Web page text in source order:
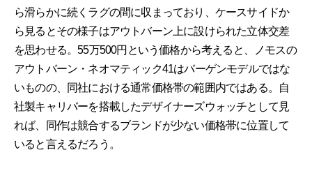
ら滑らかに続くラグの間に収まっており、ケースサイドか
ら見るとその様子はアウトバーン上に設けられた立体交差
を思わせる。55万500円という価格から考えると、ノモスの
アウトバーン・ネオマティック41はバーゲンモデルではな
いものの、同社における通常価格帯の範囲内ではある。自
社製キャリバーを搭載したデザイナーズウォッチとして見
れば、同作は競合するブランドが少ない価格帯に位置して
いると言えるだろう。